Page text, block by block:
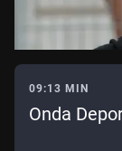
09:13 MIN
Onda